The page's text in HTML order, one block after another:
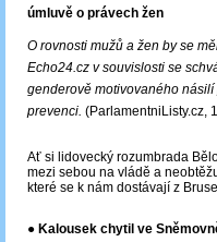
úmluvě o právech žen
O rovnosti mužů a žen by se
Echo24.cz v souvislosti se
genderově motivovaného
prevenci. (ParlamentniListy.cz,
Ať si lidovecký rozumbrada
mezi sebou na vládě a
které se k nám dostávají z
● Kalousek chytil ve